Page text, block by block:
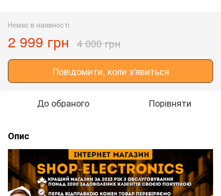
Немає в наявності
2 999 грн 4 000 грн
Повідомити, коли з'явиться
До обраного Порівняти
Опис